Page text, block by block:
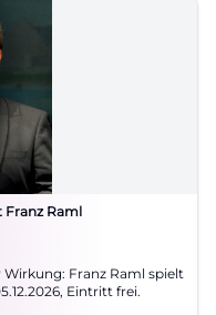
Franz Raml
Franz Raml spielt
Eintritt frei.